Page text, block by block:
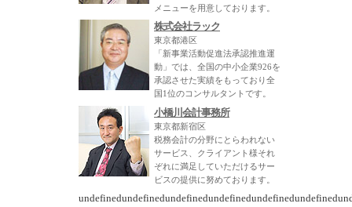
メニューを用意しております。
株式会社ラック
東京都港区
「新事業活動促進法承認推進運
動」では、全国の中小企業926を
承認させた実績をもっており全
国1位のコンサルタントです。
小橋川会計事務所
東京都新宿区
税務会計の分野にとらわれない
サービス、クライアント様それ
ぞれに満足していただけるサー
ビスの提供に努めております。